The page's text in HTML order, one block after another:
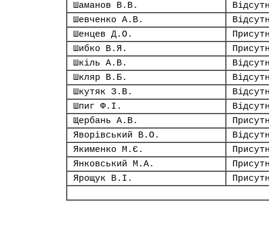
Шаманов В.В.
Шевченко А.В.
Шенцев Д.О.
Шибко В.Я.
Шкіль А.В.
Шкляр В.Б.
Шкутяк З.В.
Шпиг Ф.І.
Щербань А.В.
Яворівський В.О.
Якименко М.Є.
Янковський М.А.
Ярощук В.І.